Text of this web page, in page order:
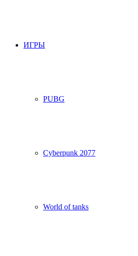
ИГРЫ
PUBG
Cyberpunk 2077
World of tanks